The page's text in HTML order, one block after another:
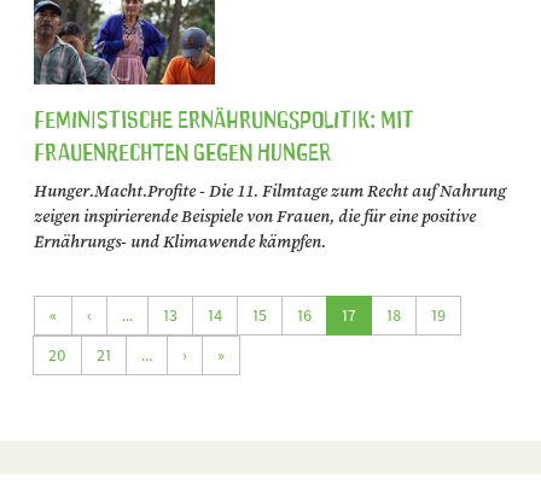
Feministische Ernährungspolitik: Mit
Frauenrechten gegen Hunger
Hunger.Macht.Profite - Die 11. Filmtage zum Recht auf Nahrung
zeigen inspirierende Beispiele von Frauen, die für eine positive
Ernährungs- und Klimawende kämpfen.
« ‹ ... 13 14 15 16 17 18
19
20
21 ... › »